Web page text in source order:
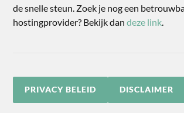
de snelle steun. Zoek je nog een
hostingprovider? Bekijk dandeze link
PRIVACY BELEID DISCLAIMER